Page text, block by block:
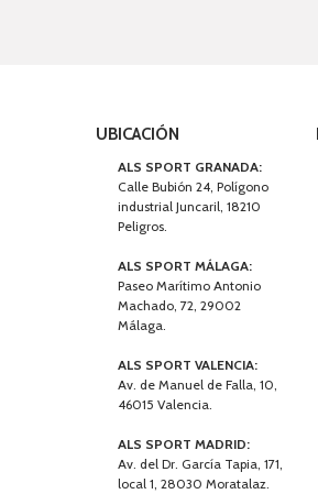
UBICACIÓN
ALS SPORT GRANADA:
Calle Bubión 24, Polígono
industrial Juncaril, 18210
Peligros.
ALS SPORT MÁLAGA:
Paseo Marítimo Antonio
Machado, 72, 29002
Málaga.
ALS SPORT VALENCIA:
Av. de Manuel de Falla, 10,
46015 Valencia.
ALS SPORT MADRID:
Av. del Dr. García Tapia, 171,
local 1, 28030 Moratalaz.